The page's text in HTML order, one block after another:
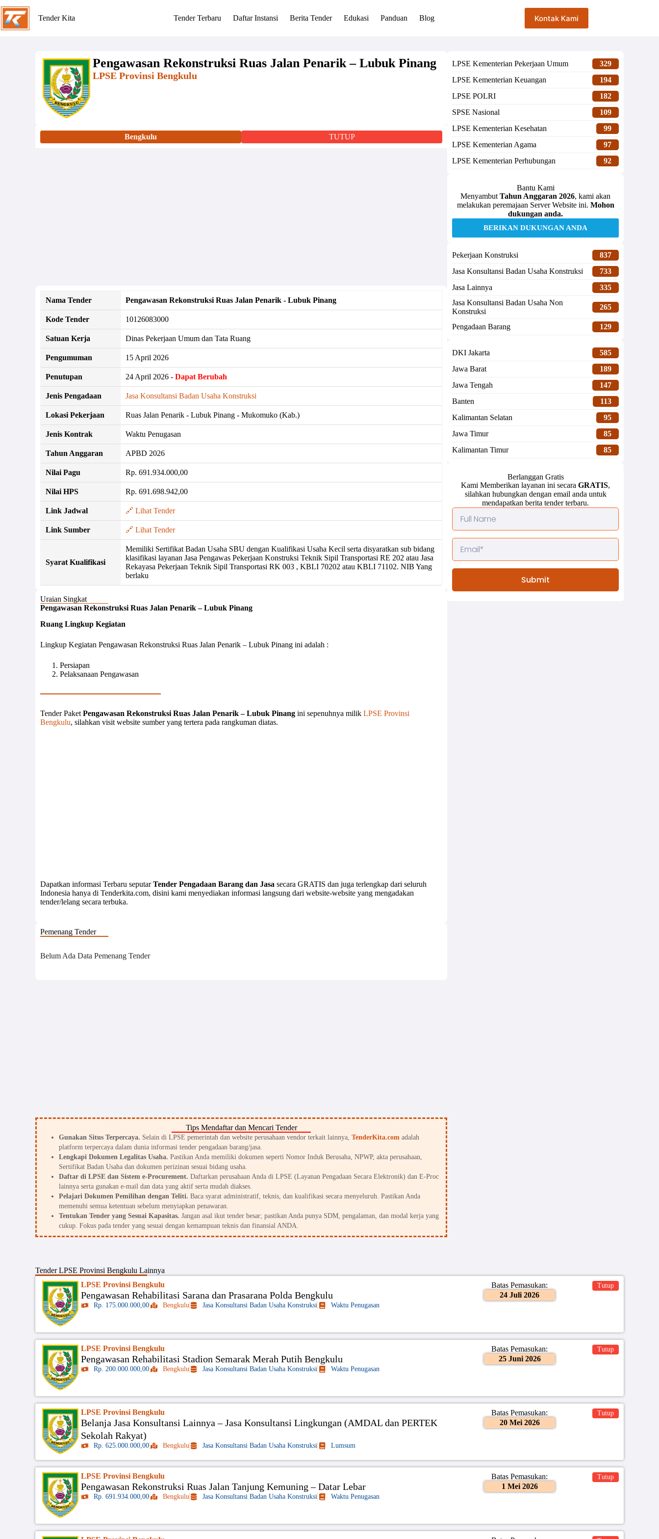
Tender Kita Tender Terbaru Daftar Instansi Berita Tender Edukasi Panduan Blog Kontak Kami
Pengawasan Rekonstruksi Ruas Jalan Penarik – Lubuk Pinang
LPSE Provinsi Bengkulu
Bengkulu TUTUP
Nama Tender Pengawasan Rekonstruksi Ruas Jalan Penarik - Lubuk Pinang
Kode Tender 10126083000
Satuan Kerja Dinas Pekerjaan Umum dan Tata Ruang
Pengumuman 15 April 2026
Penutupan 24 April 2026 - Dapat Berubah
Jenis Pengadaan Jasa Konsultansi Badan Usaha Konstruksi
Lokasi Pekerjaan Ruas Jalan Penarik - Lubuk Pinang - Mukomuko (Kab.)
Jenis Kontrak Waktu Penugasan
Tahun Anggaran APBD 2026
Nilai Pagu Rp. 691.934.000,00
Nilai HPS Rp. 691.698.942,00
Link Jadwal 🔗 Lihat Tender
Link Sumber 🔗 Lihat Tender
Syarat Kualifikasi
Memiliki Sertifikat Badan Usaha SBU dengan Kualifikasi Usaha Kecil serta disyaratkan sub bidang
klasifikasi layanan Jasa Pengawas Pekerjaan Konstruksi Teknik Sipil Transportasi RE 202 atau Jasa
Rekayasa Pekerjaan Teknik Sipil Transportasi RK 003 , KBLI 70202 atau KBLI 71102. NIB Yang
berlaku
Uraian Singkat
Pengawasan Rekonstruksi Ruas Jalan Penarik – Lubuk Pinang
Ruang Lingkup Kegiatan
Lingkup Kegiatan Pengawasan Rekonstruksi Ruas Jalan Penarik – Lubuk Pinang ini adalah :
Persiapan
Pelaksanaan Pengawasan
Tender Paket Pengawasan Rekonstruksi Ruas Jalan Penarik – Lubuk Pinang ini sepenuhnya milik LPSE Provinsi
Bengkulu, silahkan visit website sumber yang tertera pada rangkuman diatas.
Dapatkan informasi Terbaru seputarTender Pengadaan Barang dan Jasa secara GRATIS dan juga terlengkap dari seluruh
Indonesia hanya di Tenderkita.com, disini kami menyediakan informasi langsung dari website-website yang mengadakan
tender/lelang secara terbuka.
Pemenang Tender
Belum Ada Data Pemenang Tender
Tips Mendaftar dan Mencari Tender
Gunakan Situs Terpercaya. Selain di LPSE pemerintah dan website perusahaan vendor terkait lainnya, TenderKita.com adalah
platform terpercaya dalam dunia informasi tender pengadaan barang/jasa.
Lengkapi Dokumen Legalitas Usaha. Pastikan Anda memiliki dokumen seperti Nomor Induk Berusaha, NPWP, akta perusahaan,
Sertifikat Badan Usaha dan dokumen perizinan sesuai bidang usaha.
Daftar di LPSE dan Sistem e-Procurement. Daftarkan perusahaan Anda di LPSE (Layanan Pengadaan Secara Elektronik) dan E-Proc
lainnya serta gunakan e-mail dan data yang aktif serta mudah diakses.
Pelajari Dokumen Pemilihan dengan Teliti. Baca syarat administratif, teknis, dan kualifikasi secara menyeluruh. Pastikan Anda
memenuhi semua ketentuan sebelum menyiapkan penawaran.
Tentukan Tender yang Sesuai Kapasitas. Jangan asal ikut tender besar; pastikan Anda punya SDM, pengalaman, dan modal kerja yang
cukup. Fokus pada tender yang sesuai dengan kemampuan teknis dan finansial ANDA.
LPSE Kementerian Pekerjaan Umum
329
LPSE Kementerian Keuangan
194
LPSE POLRI
182
SPSE Nasional
109
LPSE Kementerian Kesehatan
99
LPSE Kementerian Agama
97
LPSE Kementerian Perhubungan
92
Bantu Kami
Menyambut Tahun Anggaran 2026, kami akan
melakukan peremajaan Server Website ini. Mohon
dukungan anda.
BERIKAN DUKUNGAN ANDA
Pekerjaan Konstruksi
837
Jasa Konsultansi Badan Usaha Konstruksi
733
Jasa Lainnya
335
Jasa Konsultansi Badan Usaha Non
Konstruksi
265
Pengadaan Barang 129
DKI Jakarta
585
Jawa Barat
189
Jawa Tengah
147
Banten
113
Kalimantan Selatan
95
Jawa Timur
85
Kalimantan Timur
85
Berlanggan Gratis
Kami Memberikan layanan ini secara GRATIS,
silahkan hubungkan dengan email anda untuk
mendapatkan berita tender terbaru.
Submit
TenderLPSE Provinsi Bengkulu Lainnya
LPSE Provinsi Bengkulu
Pengawasan Rehabilitasi Sarana dan Prasarana Polda Bengkulu
Rp. 175.000.000,00 Bengkulu Jasa Konsultansi Badan Usaha Konstruksi Waktu Penugasan
Batas Pemasukan:
24 Juli 2026
Tutup
LPSE Provinsi Bengkulu
Pengawasan Rehabilitasi Stadion Semarak Merah Putih Bengkulu
Rp. 200.000.000,00 Bengkulu Jasa Konsultansi Badan Usaha Konstruksi Waktu Penugasan
Batas Pemasukan:
25 Juni 2026
Tutup
LPSE Provinsi Bengkulu
Belanja Jasa Konsultansi Lainnya – Jasa Konsultansi Lingkungan (AMDAL dan PERTEK
Sekolah Rakyat)
Rp. 625.000.000,00 Bengkulu Jasa Konsultansi Badan Usaha Konstruksi Lumsum
Batas Pemasukan:
20 Mei 2026
Tutup
LPSE Provinsi Bengkulu
Pengawasan Rekonstruksi Ruas Jalan Tanjung Kemuning – Datar Lebar
Rp. 691.934.000,00 Bengkulu Jasa Konsultansi Badan Usaha Konstruksi Waktu Penugasan
Batas Pemasukan:
1 Mei 2026
Tutup